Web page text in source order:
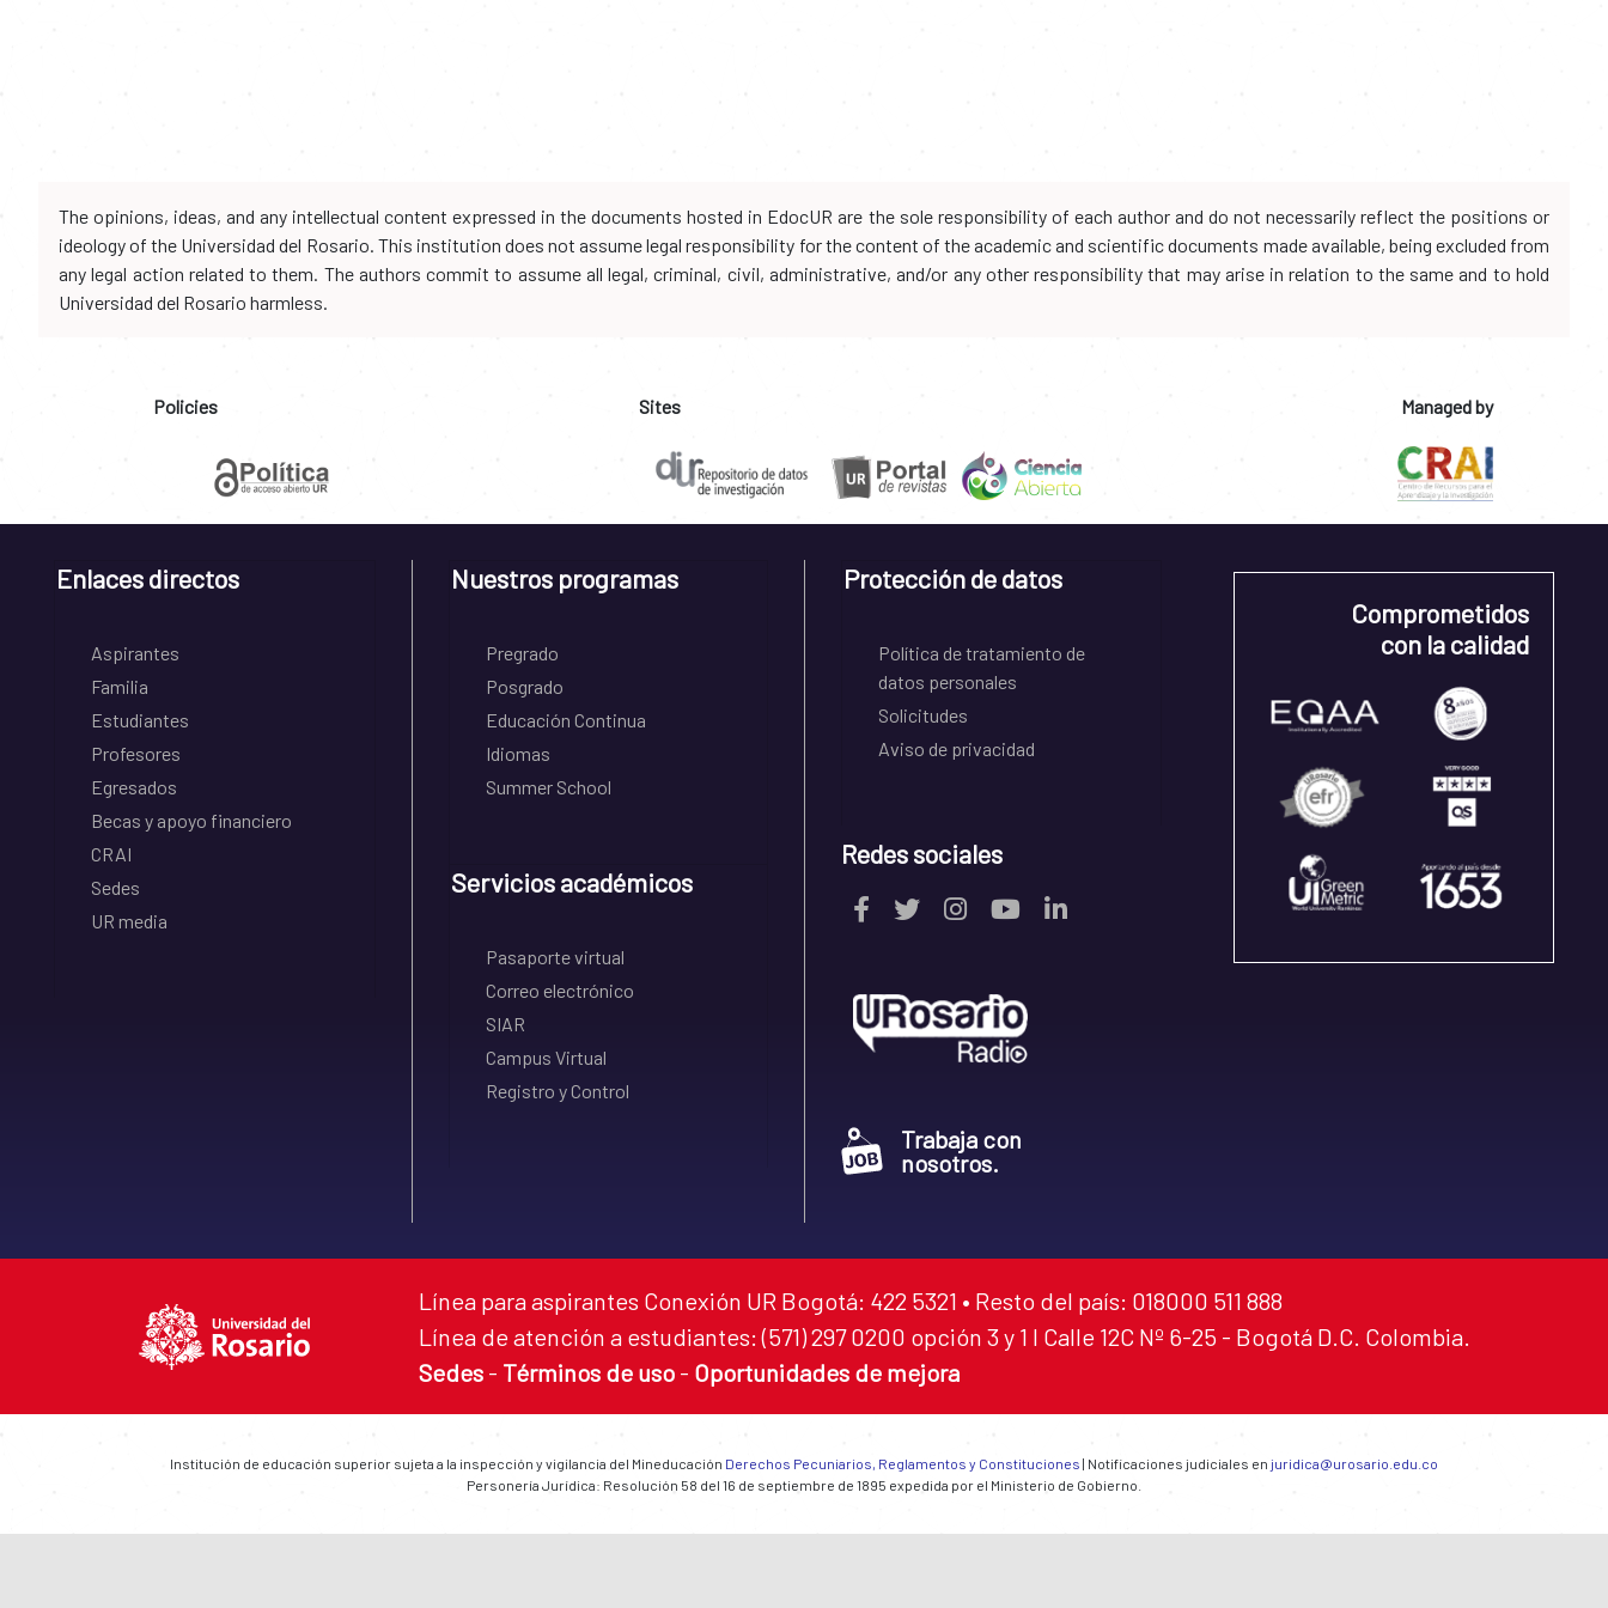
The opinions, ideas, and any intellectual content expressed in the documents hosted in EdocUR are the sole responsibility of each author and do not necessarily reflect the positions or
ideology of the Universidad del Rosario. This institution does not assume legal responsibility for the content of the academic and scientific documents made available, being excluded from
any legal action related to them. The authors commit to assume all legal, criminal, civil, administrative, and/or any other responsibility that may arise in relation to the same and to hold
Universidad del Rosario harmless.
Policies Sites Managed by
Enlaces directos
Aspirantes
Familia
Estudiantes
Profesores
Egresados
Becas y apoyo financiero
CRAI
Sedes
UR media
Nuestros programas
Pregrado
Posgrado
Educación Continua
Idiomas
Summer School
Servicios académicos
Pasaporte virtual
Correo electrónico
SIAR
Campus Virtual
Registro y Control
Protección de datos
Política de tratamiento de
datos personales
Solicitudes
Aviso de privacidad
Redes sociales
Trabaja con
nosotros.
Comprometidos
con la calidad
Línea para aspirantes Conexión UR Bogotá: 422 5321 • Resto del país: 018000 511 888
Línea de atención a estudiantes: (571) 297 0200 opción 3 y 1 I Calle 12C Nº 6-25 - Bogotá D.C. Colombia.
Sedes - Términos de uso - Oportunidades de mejora
Institución de educación superior sujeta a la inspección y vigilancia del Mineducación Derechos Pecuniarios, Reglamentos y Constituciones | Notificaciones judiciales en juridica@urosario.edu.co
Personería Jurídica: Resolución 58 del 16 de septiembre de 1895 expedida por el Ministerio de Gobierno.